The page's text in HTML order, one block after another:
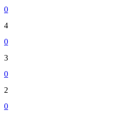
0
4
0
3
0
2
0